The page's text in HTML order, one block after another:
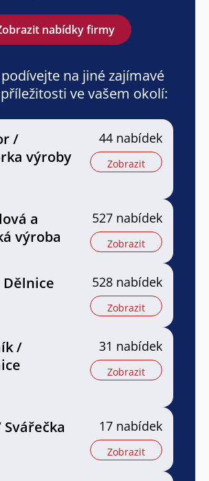
nabídky firmy
na jiné zajímavé
ve vašem okolí:
/
výroby
44 nabídek
Zobrazit
a
výroba
527 nabídek
Zobrazit
528 nabídek
Zobrazit
/
31 nabídek
Zobrazit
Svářečka 17 nabídek
Zobrazit